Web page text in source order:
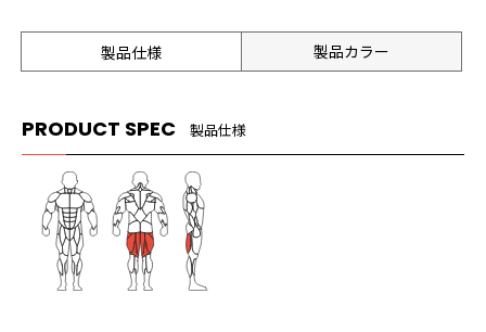
製品仕様 製品カラー
PRODUCT SPEC 製品仕様